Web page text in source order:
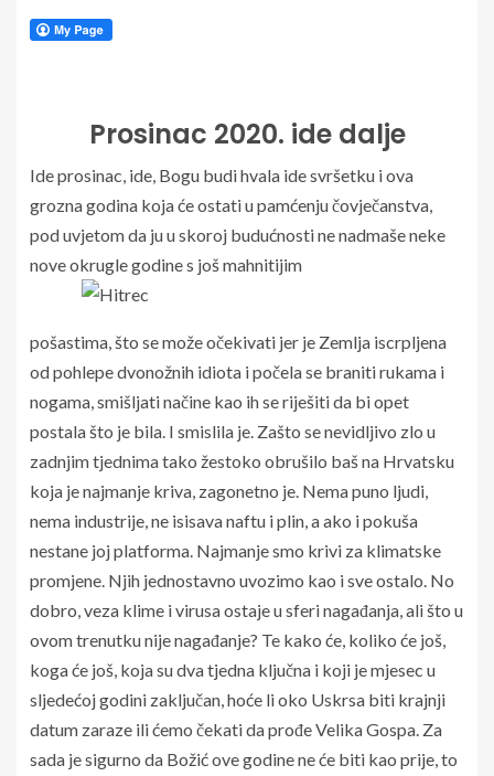
Prosinac 2020. ide dalje
Ide prosinac, ide, Bogu budi hvala ide svršetku i ova
grozna godina koja će ostati u pamćenju čovječanstva,
pod uvjetom da ju u skoroj budućnosti ne nadmaše neke
nove okrugle godine s još mahnitijim
pošastima, što se može očekivati jer je Zemlja iscrpljena
od pohlepe dvonožnih idiota i počela se braniti rukama i
nogama, smišljati načine kao ih se riješiti da bi opet
postala što je bila. I smislila je. Zašto se nevidljivo zlo u
zadnjim tjednima tako žestoko obrušilo baš na Hrvatsku
koja je najmanje kriva, zagonetno je. Nema puno ljudi,
nema industrije, ne isisava naftu i plin, a ako i pokuša
nestane joj platforma. Najmanje smo krivi za klimatske
promjene. Njih jednostavno uvozimo kao i sve ostalo. No
dobro, veza klime i virusa ostaje u sferi nagađanja, ali što u
ovom trenutku nije nagađanje? Te kako će, koliko će još,
koga će još, koja su dva tjedna ključna i koji je mjesec u
sljedećoj godini zaključan, hoće li oko Uskrsa biti krajnji
datum zaraze ili ćemo čekati da prođe Velika Gospa. Za
sada je sigurno da Božić ove godine ne će biti kao prije, to